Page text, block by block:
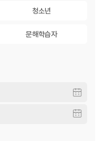
청소년
문해학습자문해학습자